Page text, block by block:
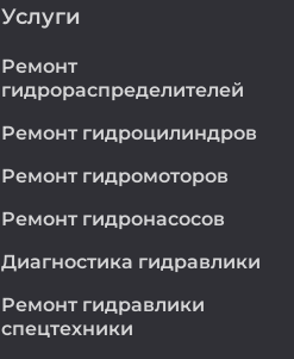
Услуги
Ремонт
гидрораспределителей
Ремонт гидроцилиндров
Ремонт гидромоторов
Ремонт гидронасосов
Диагностика гидравлики
Ремонт гидравлики
спецтехники